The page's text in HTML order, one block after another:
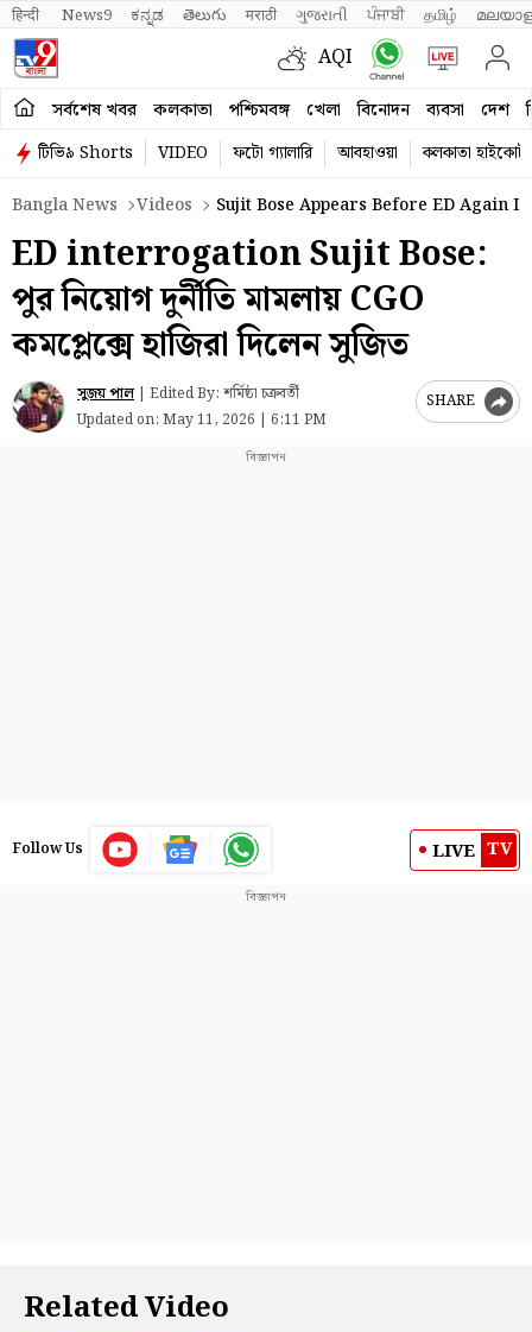
हिन्दी News9 ಕನ್ನಡ తెలుగు मराठी ગુજરાતી ਪੰਜਾਬੀ தமிழ்
AQI
সর্বশেষ খবর কলকাতা পশ্চিমবঙ্গ খেলা বিনোদন ব্যবসা দেশ
টিভি৯ Shorts VIDEO ফটো গ্যালারি আবহাওয়া
কলকাতা হাইকোর্ট
Bangla News
Videos Sujit Bose Appears Before ED Again
ED interrogation Sujit Bose:
পুর নিয়োগ দুর্নীতি মামলায় CGO
কমপ্লেক্সে হাজিরা দিলেন সুজিত
সুজয় পাল | Edited By: শর্মিষ্ঠা চক্রবর্তী
Updated on: May 11, 2026 | 6:11 PM
SHARE
Follow Us LIVE TV
Related Video